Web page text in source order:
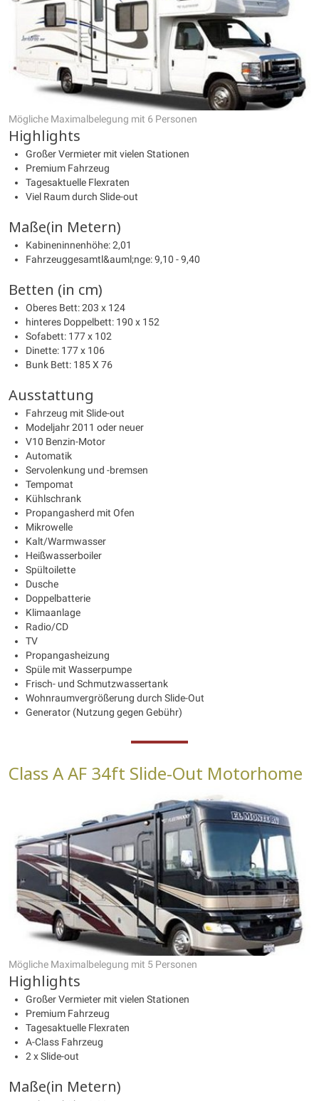
Mögliche Maximalbelegung mit 6 Personen
Highlights
Großer Vermieter mit vielen Stationen
Premium Fahrzeug
Tagesaktuelle Flexraten
Viel Raum durch Slide-out
Maße(in Metern)
Kabineninnenhöhe: 2,01
Fahrzeuggesamtl&auml;nge: 9,10 - 9,40
Betten (in cm)
Oberes Bett: 203 x 124
hinteres Doppelbett: 190 x 152
Sofabett: 177 x 102
Dinette: 177 x 106
Bunk Bett: 185 X 76
Ausstattung
Fahrzeug mit Slide-out
Modeljahr 2011 oder neuer
V10 Benzin-Motor
Automatik
Servolenkung und -bremsen
Tempomat
Kühlschrank
Propangasherd mit Ofen
Mikrowelle
Kalt/Warmwasser
Heißwasserboiler
Spültoilette
Dusche
Doppelbatterie
Klimaanlage
Radio/CD
TV
Propangasheizung
Spüle mit Wasserpumpe
Frisch- und Schmutzwassertank
Wohnraumvergrößerung durch Slide-Out
Generator (Nutzung gegen Gebühr)
Class A AF 34ft Slide-Out Motorhome
Mögliche Maximalbelegung mit 5 Personen
Highlights
Großer Vermieter mit vielen Stationen
Premium Fahrzeug
Tagesaktuelle Flexraten
A-Class Fahrzeug
2 x Slide-out
Maße(in Metern)